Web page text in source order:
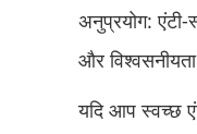
अनुप्रयोग:
और
यदि आप स्वच्छ